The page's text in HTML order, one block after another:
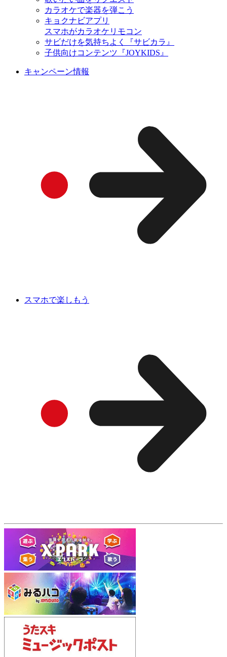
カラオケで楽器を弾こう
キョクナビアプリ
スマホがカラオケリモコン
サビだけを気持ちよく『サビカラ』
子供向けコンテンツ『JOYKIDS』
キャンペーン情報
スマホで楽しもう